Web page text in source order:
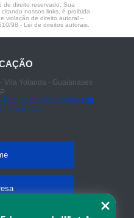
direito reservado. Sua
nossos links, é proibida
violação de direito autoral –
98 - Lei de direitos autorais.
Yolanda - Guaianases
4592
(11) 94030-8081